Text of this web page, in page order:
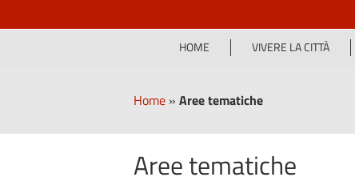
HOME VIVERE LA CITTÀ
Home » Aree tematiche
Aree tematiche